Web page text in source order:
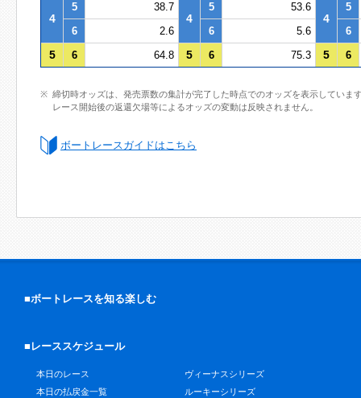
4
5 38.7
4
5 53.6
4
5
6
2.6 6 5.6 6
5 6 64.8 5 6 75.3 5 6
締切時オッズは、発売票数の集計が完了した時点でのオッズを表示していま
レース開始後の返還欠場等によるオッズの変動は反映されません。
ボートレースガイドはこちら
■ボートレースを知る楽しむ
■レーススケジュール
本日のレース
本日の払戻金一覧
ヴィーナスシリーズ
ルーキーシリーズ